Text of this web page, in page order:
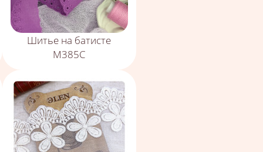
Шитье на батисте
М385С